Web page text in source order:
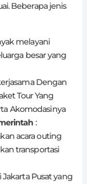
Beberapa jenis
melayani
besar yang
Dengan
Tour Yang
Akomodasinya
:
acara outing
transportasi
Pusat yang